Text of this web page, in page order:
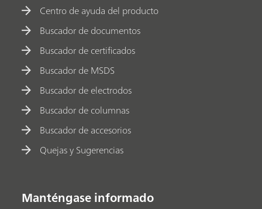
Centro de ayuda del producto
Buscador de documentos
Buscador de certificados
Buscador de MSDS
Buscador de electrodos
Buscador de columnas
Buscador de accesorios
Quejas y Sugerencias
Manténgase informado